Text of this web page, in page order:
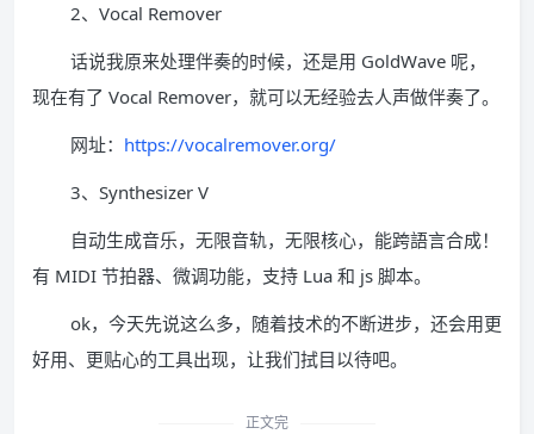
2、Vocal Remover
话说我原来处理伴奏的时候，还是用 GoldWave 呢，
现在有了 Vocal Remover，就可以无经验去人声做伴奏了。
网址： https://vocalremover.org/
3、Synthesizer V
自动生成音乐，无限音轨，无限核心，能跨語言合成！
有 MIDI 节拍器、微调功能，支持 Lua 和 js 脚本。
ok，今天先说这么多，随着技术的不断进步，还会用更
好用、更贴心的工具出现，让我们拭目以待吧。
正文完